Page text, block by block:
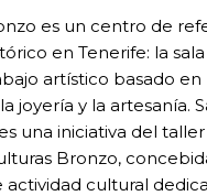
es un centro de
en Tenerife: la
artístico basado en
joyería y la artesanía.
una iniciativa del
Bronzo,
actividad cultural